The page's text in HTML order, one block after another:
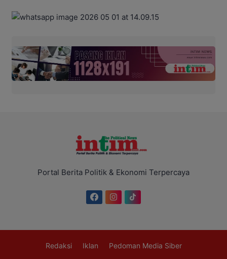
Portal Berita Politik & Ekonomi Terpercaya
Redaksi Iklan Pedoman Media Siber